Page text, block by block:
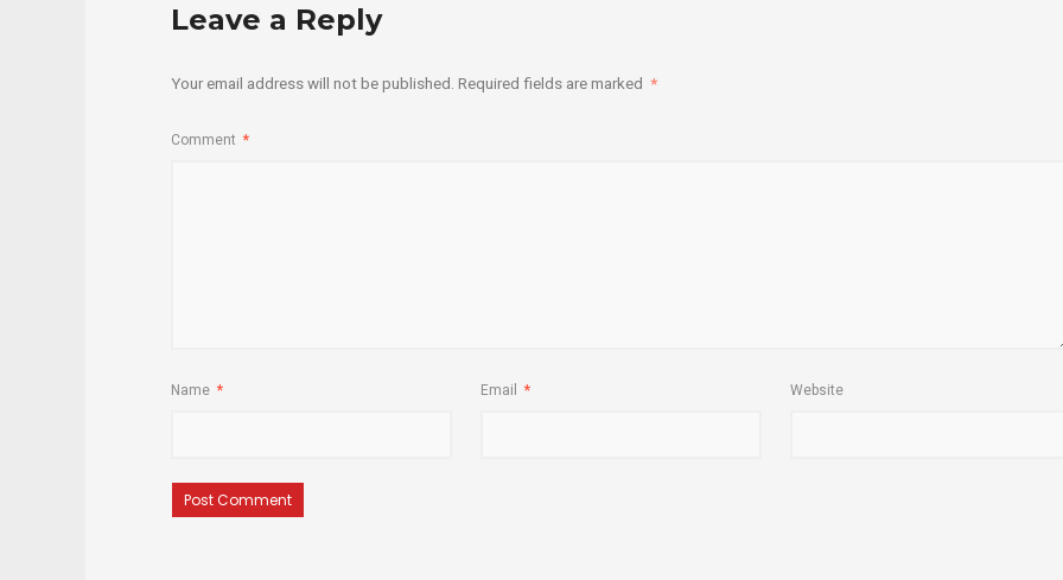
Leave a Reply
Your email address will not be published. Required fields are marked *
Comment *
Name * Email * Website